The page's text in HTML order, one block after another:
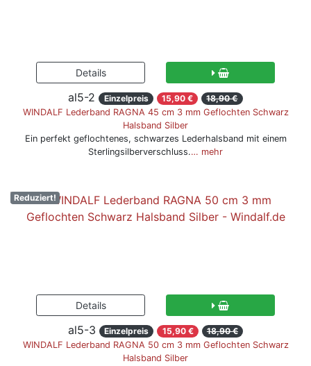
al5-2 Einzelpreis 15,90 €
18,90 €
WINDALF Lederband RAGNA 45 cm 3 mm Geflochten Schwarz
Halsband Silber
Ein perfekt geflochtenes, schwarzes Lederhalsband mit einem
Sterlingsilberverschluss.… mehr
Reduziert!
al5-3 Einzelpreis 15,90 €
18,90 €
WINDALF Lederband RAGNA 50 cm 3 mm Geflochten Schwarz
Halsband Silber